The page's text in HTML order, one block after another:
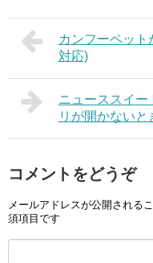
カンフーペット
対応)
ニューススイー
リが開かない
コメントをどうぞ
メールアドレスが公開される
須項目です